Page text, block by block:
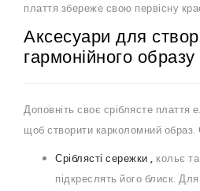
плаття збереже свою первісну
Аксесуари для
гармонійного образу
Доповніть своє сріблясте плаття
щоб створити карколомний образ.
Сріблясті сережки , кольє
підкреслять його блиск.